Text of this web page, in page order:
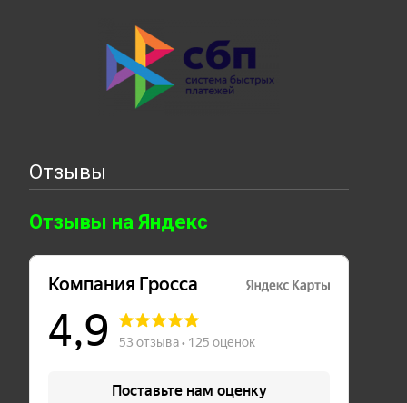
Отзывы
Отзывы на Яндекс